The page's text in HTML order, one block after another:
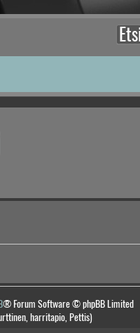
® Forum Software © phpBB Limited
harritapio, Pettis)